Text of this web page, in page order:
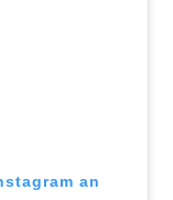
an